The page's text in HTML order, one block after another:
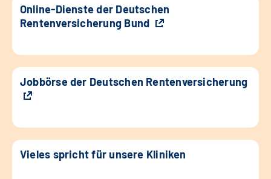
Online-Dienste der Deutschen
Rentenversicherung Bund
Jobbörse der Deutschen Rentenversicherung
Vieles spricht für unsere Kliniken